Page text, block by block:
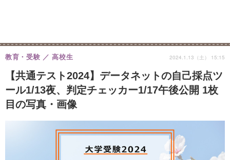
【共通テスト2024】データネットの自己採点ツ
ール1/13夜、判定チェッカー1/17午後公開 1枚
目の写真・画像
教育・受験 高校生 2024.1.13（土） 15:15